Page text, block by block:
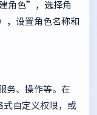
角色”，选择角
，设置角色名称和
务、操作等。在
自定义权限，或